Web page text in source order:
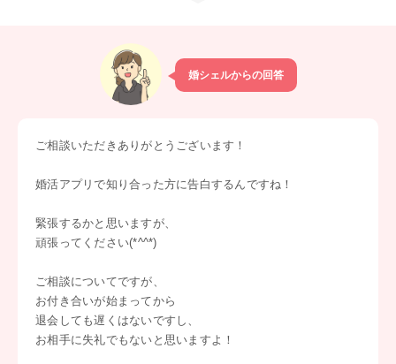
婚シェルからの回答
ご相談いただきありがとうございます！
婚活アプリで知り合った方に告白するんですね！
緊張するかと思いますが、
頑張ってください(*^^*)
ご相談についてですが、
お付き合いが始まってから
退会しても遅くはないですし、
お相手に失礼でもないと思いますよ！